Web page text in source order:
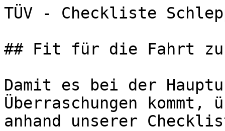
TÜV - Checkliste
## Fit für die Fahrt zur
Damit es bei der
Überraschungen
anhand unserer